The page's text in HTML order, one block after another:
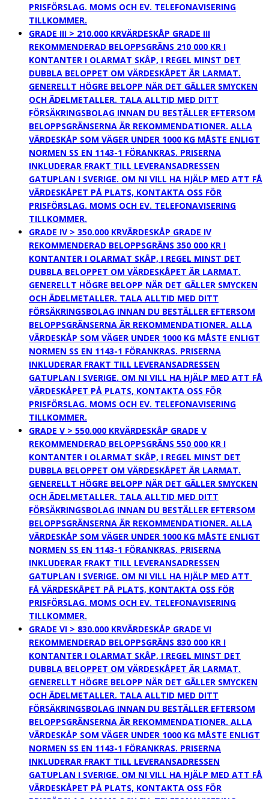
PRISFÖRSLAG. MOMS OCH EV. TELEFONAVISERING
TILLKOMMER.
GRADE III > 210.000 KRVÄRDESKÅP GRADE III
REKOMMENDERAD BELOPPSGRÄNS 210 000 KR I
KONTANTER I OLARMAT SKÅP, I REGEL MINST DET
DUBBLA BELOPPET OM VÄRDESKÅPET ÄR LARMAT.
GENERELLT HÖGRE BELOPP NÄR DET GÄLLER SMYCKEN
OCH ÄDELMETALLER. TALA ALLTID MED DITT
FÖRSÄKRINGSBOLAG INNAN DU BESTÄLLER EFTERSOM
BELOPPSGRÄNSERNA ÄR REKOMMENDATIONER. ALLA
VÄRDESKÅP SOM VÄGER UNDER 1000 KG MÅSTE ENLIGT
NORMEN SS EN 1143-1 FÖRANKRAS. PRISERNA
INKLUDERAR FRAKT TILL LEVERANSADRESSEN
GATUPLAN I SVERIGE. OM NI VILL HA HJÄLP MED ATT FÅ
VÄRDESKÅPET PÅ PLATS, KONTAKTA OSS FÖR
PRISFÖRSLAG. MOMS OCH EV. TELEFONAVISERING
TILLKOMMER.
GRADE IV > 350.000 KRVÄRDESKÅP GRADE IV
REKOMMENDERAD BELOPPSGRÄNS 350 000 KR I
KONTANTER I OLARMAT SKÅP, I REGEL MINST DET
DUBBLA BELOPPET OM VÄRDESKÅPET ÄR LARMAT.
GENERELLT HÖGRE BELOPP NÄR DET GÄLLER SMYCKEN
OCH ÄDELMETALLER. TALA ALLTID MED DITT
FÖRSÄKRINGSBOLAG INNAN DU BESTÄLLER EFTERSOM
BELOPPSGRÄNSERNA ÄR REKOMMENDATIONER. ALLA
VÄRDESKÅP SOM VÄGER UNDER 1000 KG MÅSTE ENLIGT
NORMEN SS EN 1143-1 FÖRANKRAS. PRISERNA
INKLUDERAR FRAKT TILL LEVERANSADRESSEN
GATUPLAN I SVERIGE. OM NI VILL HA HJÄLP MED ATT FÅ
VÄRDESKÅPET PÅ PLATS, KONTAKTA OSS FÖR
PRISFÖRSLAG. MOMS OCH EV. TELEFONAVISERING
TILLKOMMER.
GRADE V > 550.000 KRVÄRDESKÅP GRADE V
REKOMMENDERAD BELOPPSGRÄNS 550 000 KR I
KONTANTER I OLARMAT SKÅP, I REGEL MINST DET
DUBBLA BELOPPET OM VÄRDESKÅPET ÄR LARMAT.
GENERELLT HÖGRE BELOPP NÄR DET GÄLLER SMYCKEN
OCH ÄDELMETALLER. TALA ALLTID MED DITT
FÖRSÄKRINGSBOLAG INNAN DU BESTÄLLER EFTERSOM
BELOPPSGRÄNSERNA ÄR REKOMMENDATIONER. ALLA
VÄRDESKÅP SOM VÄGER UNDER 1000 KG MÅSTE ENLIGT
NORMEN SS EN 1143-1 FÖRANKRAS. PRISERNA
INKLUDERAR FRAKT TILL LEVERANSADRESSEN
GATUPLAN I SVERIGE. OM NI VILL HA HJÄLP MED ATT
FÅ VÄRDESKÅPET PÅ PLATS, KONTAKTA OSS FÖR
PRISFÖRSLAG. MOMS OCH EV. TELEFONAVISERING
TILLKOMMER.
GRADE VI > 830.000 KRVÄRDESKÅP GRADE VI
REKOMMENDERAD BELOPPSGRÄNS 830 000 KR I
KONTANTER I OLARMAT SKÅP, I REGEL MINST DET
DUBBLA BELOPPET OM VÄRDESKÅPET ÄR LARMAT.
GENERELLT HÖGRE BELOPP NÄR DET GÄLLER SMYCKEN
OCH ÄDELMETALLER. TALA ALLTID MED DITT
FÖRSÄKRINGSBOLAG INNAN DU BESTÄLLER EFTERSOM
BELOPPSGRÄNSERNA ÄR REKOMMENDATIONER. ALLA
VÄRDESKÅP SOM VÄGER UNDER 1000 KG MÅSTE ENLIGT
NORMEN SS EN 1143-1 FÖRANKRAS. PRISERNA
INKLUDERAR FRAKT TILL LEVERANSADRESSEN
GATUPLAN I SVERIGE. OM NI VILL HA HJÄLP MED ATT FÅ
VÄRDESKÅPET PÅ PLATS, KONTAKTA OSS FÖR